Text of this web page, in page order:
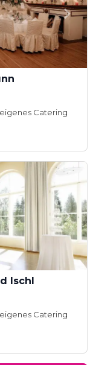
Catering
Ischl
Catering